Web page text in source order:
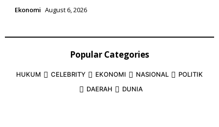
Ekonomi August 6, 2026
Popular Categories
HUKUM CELEBRITY EKONOMI NASIONAL
POLITIK
DAERAH
DUNIA